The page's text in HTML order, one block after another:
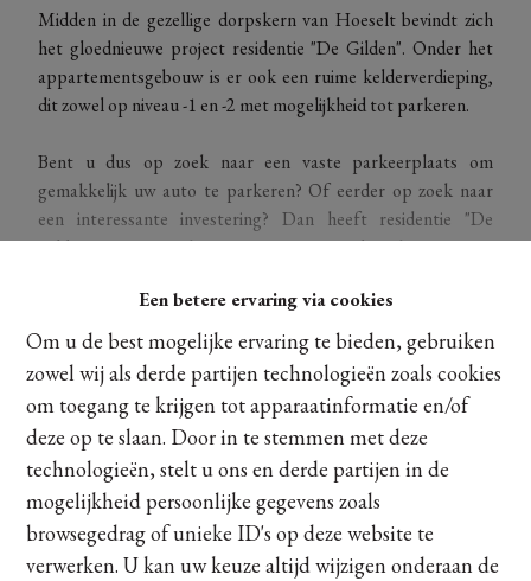
Een betere ervaring via cookies
Om u de best mogelijke ervaring te bieden, gebruiken
zowel wij als derde partijen technologieën zoals cookies
om toegang te krijgen tot apparaatinformatie en/of
deze op te slaan. Door in te stemmen met deze
technologieën, stelt u ons en derde partijen in de
mogelijkheid persoonlijke gegevens zoals
browsegedrag of unieke ID's op deze website te
verwerken. U kan uw keuze altijd wijzigen onderaan de
Midden in de gezellige dorpskern van Hoeselt bevindt zich
het gloednieuwe project residentie "De Gilden". Onder het
appartementsgebouw is er ook een ruime kelderverdieping,
dit zowel op niveau -1 en -2 met mogelijkheid tot parkeren.
Bent u dus op zoek naar een vaste parkeerplaats om
gemakkelijk uw auto te parkeren? Of eerder op zoek naar
een interessante investering? Dan heeft residentie "De
Gilden" wat u zoekt! De garage is te bereiken via een
Smalstraat. Een autolift brengt je tot -2 waar zich de
autostaanplaats bevindt. Deze beschikt over een totale
oppervlakte van om en bij de 12,50m².
Interesse? Contacteer ons dan snel op 011/22.22.95!
Ontdek meer
Delen